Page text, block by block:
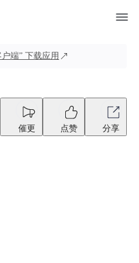
端” 下载应用
催更 点赞 分享